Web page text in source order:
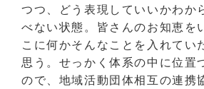
つつ、どう表現していいかわか
べない状態。皆さんのお知恵を
こに何かそんなことを入れてい
思う。せっかく体系の中に位置
ので、地域活動団体相互の連携